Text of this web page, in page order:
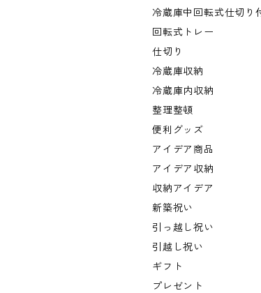
冷蔵庫中回転式仕切り
回転式トレー
仕切り
冷蔵庫収納
冷蔵庫内収納
整理整頓
便利グッズ
アイデア商品
アイデア収納
収納アイデア
新築祝い
引っ越し祝い
引越し祝い
ギフト
プレゼント